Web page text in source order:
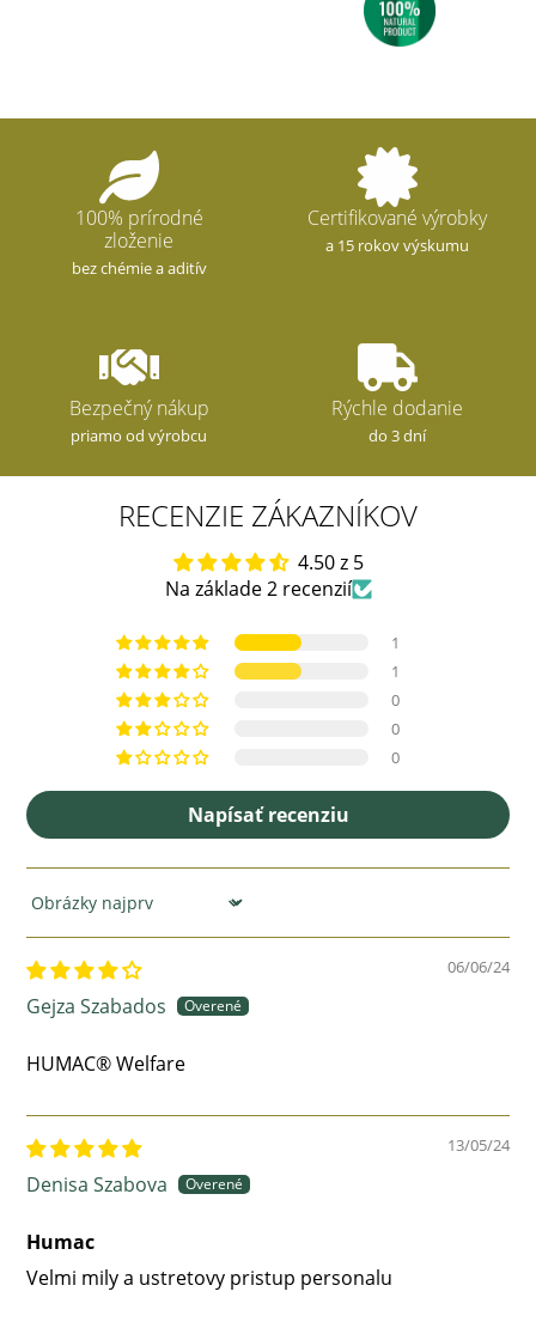
100% prírodné
zloženie
bez chémie a aditív
Certifikované výrobky
a 15 rokov výskumu
Bezpečný nákup
priamo od výrobcu
Rýchle dodanie
do 3 dní
RECENZIE ZÁKAZNÍKOV
4.50 z 5
Na základe 2 recenzií
1
1
0
0
0
Napísať recenziu
Sort by
06/06/24
Gejza Szabados
HUMAC® Welfare
13/05/24
Denisa Szabova
Humac
Velmi mily a ustretovy pristup personalu